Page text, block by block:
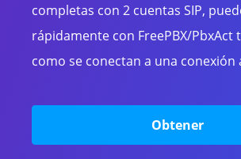
Empresariales
Videocolaboración y Salas de
Bases celulares
completas con 2 cuentas SIP,
rápidamente con FreePBX/PbxAct
como se conectan a una conexión
Obtener